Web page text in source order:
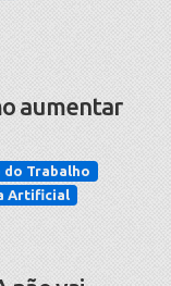
aumentar
do Trabalho
Artificial